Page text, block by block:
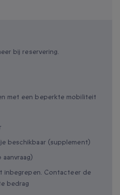
bij reservering.
met een beperkte mobiliteit
beschikbaar (supplement)
inbegrepen. Contacteer de
bedrag